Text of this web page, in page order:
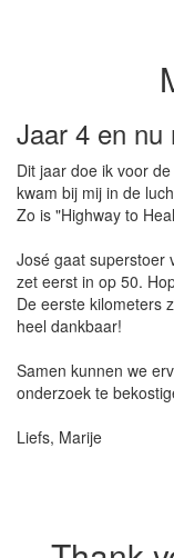
Jaar 4 en nu
Dit jaar doe ik voor
kwam bij mij in de
Zo is "Highway to
José gaat superstoer
zet eerst in op 50.
De eerste kilometers
heel dankbaar!
Samen kunnen we
onderzoek te
Liefs, Marije